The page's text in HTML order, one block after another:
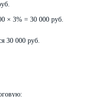
× 3% = 30 000 руб.
30 000 руб.